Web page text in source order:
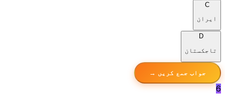
C
ایران
D
تاجکستان
جواب جمع کریں →
6